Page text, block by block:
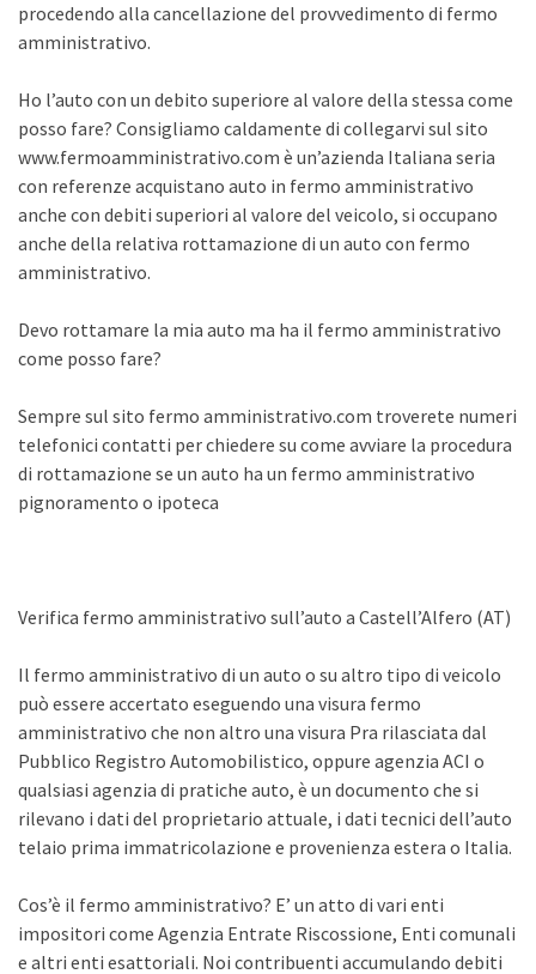
procedendo alla cancellazione del provvedimento di fermo
amministrativo.
Ho l’auto con un debito superiore al valore della stessa come
posso fare? Consigliamo caldamente di collegarvi sul sito
www.fermoamministrativo.com è un’azienda Italiana seria
con referenze acquistano auto in fermo amministrativo
anche con debiti superiori al valore del veicolo, si occupano
anche della relativa rottamazione di un auto con fermo
amministrativo.
Devo rottamare la mia auto ma ha il fermo amministrativo
come posso fare?
Sempre sul sito fermo amministrativo.com troverete numeri
telefonici contatti per chiedere su come avviare la procedura
di rottamazione se un auto ha un fermo amministrativo
pignoramento o ipoteca
Verifica fermo amministrativo sull’auto a Castell’Alfero (AT)
Il fermo amministrativo di un auto o su altro tipo di veicolo
può essere accertato eseguendo una visura fermo
amministrativo che non altro una visura Pra rilasciata dal
Pubblico Registro Automobilistico, oppure agenzia ACI o
qualsiasi agenzia di pratiche auto, è un documento che si
rilevano i dati del proprietario attuale, i dati tecnici dell’auto
telaio prima immatricolazione e provenienza estera o Italia.
Cos’è il fermo amministrativo? E’ un atto di vari enti
impositori come Agenzia Entrate Riscossione, Enti comunali
e altri enti esattoriali. Noi contribuenti accumulando debiti